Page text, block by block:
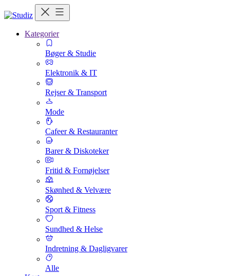
Kategorier
Bøger & Studie
Elektronik & IT
Rejser & Transport
Mode
Cafeer & Restauranter
Barer & Diskoteker
Fritid & Fornøjelser
Skønhed & Velvære
Sport & Fitness
Sundhed & Helse
Indretning & Dagligvarer
Alle